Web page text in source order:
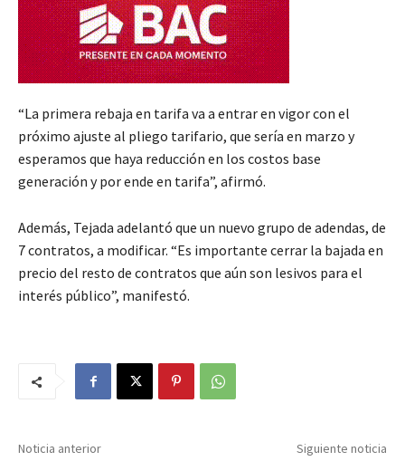
“La primera rebaja en tarifa va a entrar en vigor con el
próximo ajuste al pliego tarifario, que sería en marzo y
esperamos que haya reducción en los costos base
generación y por ende en tarifa”, afirmó.
Además, Tejada adelantó que un nuevo grupo de adendas, de
7 contratos, a modificar. “Es importante cerrar la bajada en
precio del resto de contratos que aún son lesivos para el
interés público”, manifestó.
Noticia anterior Siguiente noticia